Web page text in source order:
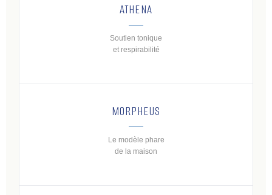
ATHENA
Soutien tonique
et respirabilité
MORPHEUS
Le modèle phare
de la maison